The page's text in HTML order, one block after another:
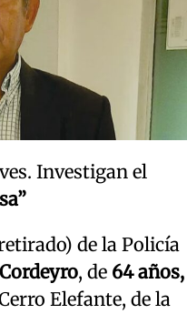
Investigan el
de la Policía
, de 64 años,
Elefante, de la